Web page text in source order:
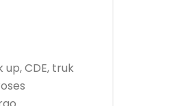
CDE, truk